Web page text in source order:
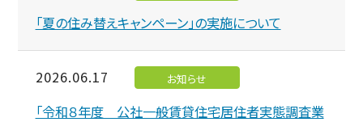
「夏の住み替えキャンペーン」の実施について
2026.06.17 お知らせ
「令和８年度 公社一般賃貸住宅居住者実態調査業